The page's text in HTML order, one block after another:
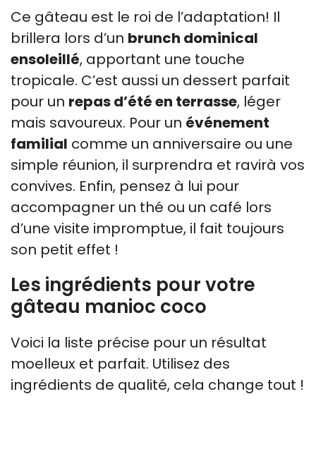
Ce gâteau est le roi de l’adaptation! Il
brillera lors d’un brunch dominical
ensoleillé, apportant une touche
tropicale. C’est aussi un dessert parfait
pour un repas d’été en terrasse, léger
mais savoureux. Pour un événement
familial comme un anniversaire ou une
simple réunion, il surprendra et ravirà vos
convives. Enfin, pensez à lui pour
accompagner un thé ou un café lors
d’une visite impromptue, il fait toujours
son petit effet !
Les ingrédients pour votre
gâteau manioc coco
Voici la liste précise pour un résultat
moelleux et parfait. Utilisez des
ingrédients de qualité, cela change tout !